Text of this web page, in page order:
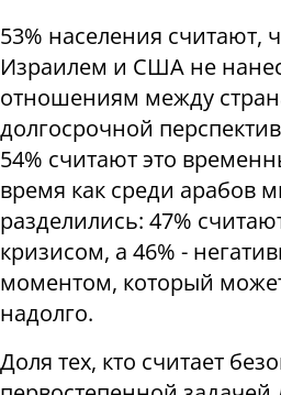
53% населения считают,
Израилем и США не
отношениям между
долгосрочной
54% считают это
время как среди арабов
разделились: 47%
кризисом, а 46% -
моментом, который
надолго.
Доля тех, кто считает